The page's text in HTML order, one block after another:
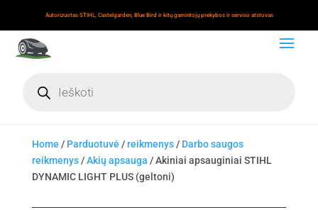
Autorizuotas STIHL, Castelgarden, Blue Bird ir kitų gamintojų prekybos ir serviso atstovas
search
Home / Parduotuvė /reikmenys/ Darbo saugos
reikmenys/Akių apsauga / Akiniai apsauginiai STIHL
DYNAMIC LIGHT PLUS (geltoni)